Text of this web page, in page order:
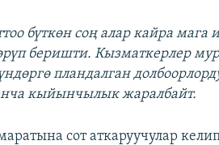
бүткөн соң алар кайра
беришти. Кызматкерлер
пландалган
кыйынчылык жаралбайт.
сот аткаруучулар